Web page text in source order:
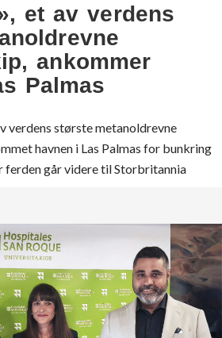
et av verdens
ankommer
Palmas
verdens største metanoldrevne
havnen i Las Palmas for bunkring
ferden går videre til Storbritannia